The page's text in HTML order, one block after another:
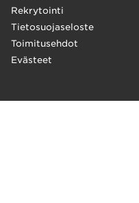
Rekrytointi
Tietosuojaseloste
Toimitusehdot
Evästeet